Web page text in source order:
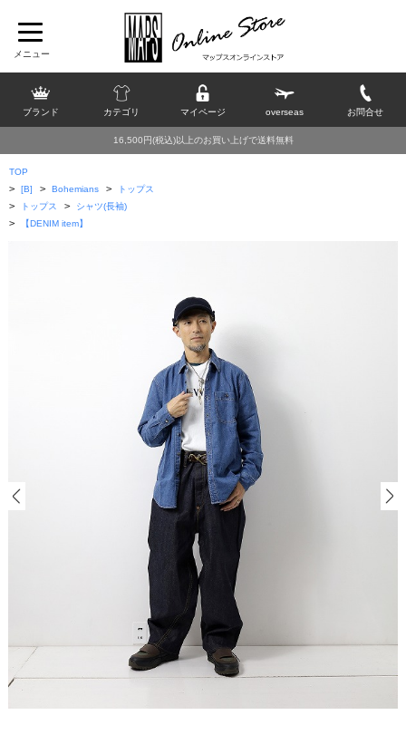
ブランド カテゴリ マイページ overseas お問合せ
16,500円(税込)以上のお買い上げで送料無料
TOP
> [B] > Bohemians > トップス
> トップス > シャツ(長袖)
> 【DENIM item】